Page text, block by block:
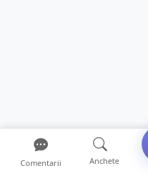
Comentarii Anchete